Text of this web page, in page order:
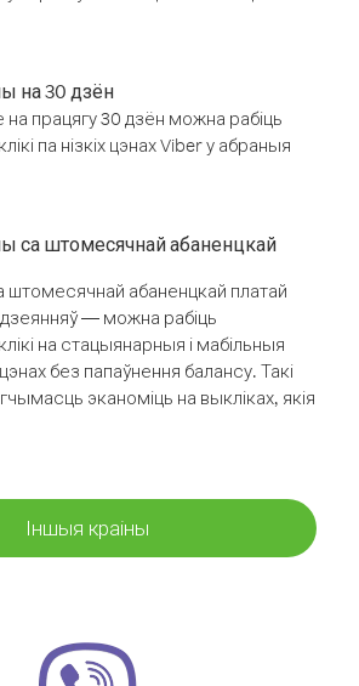
на 30 дзён
працягу 30 дзён можна рабіць
па нізкіх цэнах Viber у абраныя
са штомесячнай абаненцкай
абаненцкай платай
— можна рабіць
на стацыянарныя і мабільныя
без папаўнення балансу. Такі
эканоміць на выкліках, якія
Іншыя краіны